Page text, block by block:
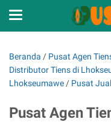
Beranda / Pusat Agen
Distributor Tiens di
Lhokseumawe / Pusat
Pusat Agen